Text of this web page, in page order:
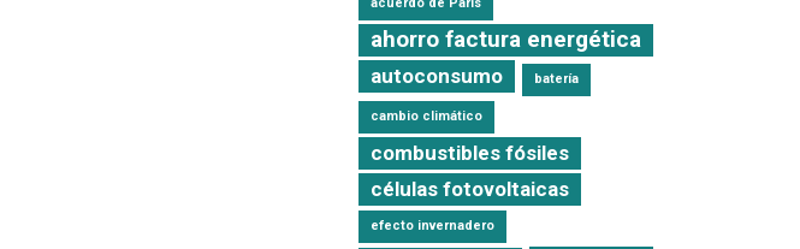
ahorro factura energética
autoconsumo batería
cambio climático
combustibles fósiles
células fotovoltaicas
efecto invernadero